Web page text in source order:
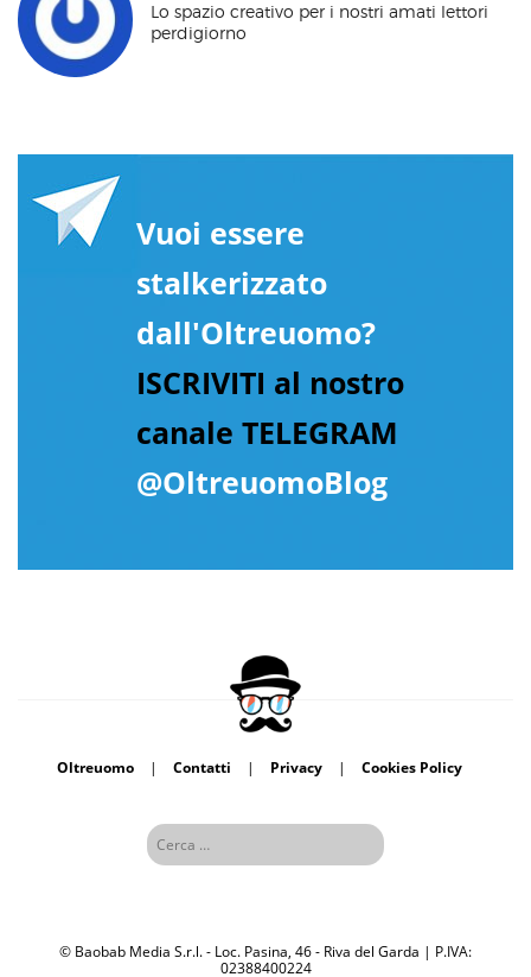
Lo spazio creativo per i nostri amati lettori
perdigiorno
Vuoi essere
stalkerizzato
dall'Oltreuomo?
ISCRIVITI al nostro
canale TELEGRAM
@OltreuomoBlog
Oltreuomo | Contatti | Privacy | Cookies Policy
© Baobab Media S.r.l. - Loc. Pasina, 46 - Riva del Garda | P.IVA:
02388400224